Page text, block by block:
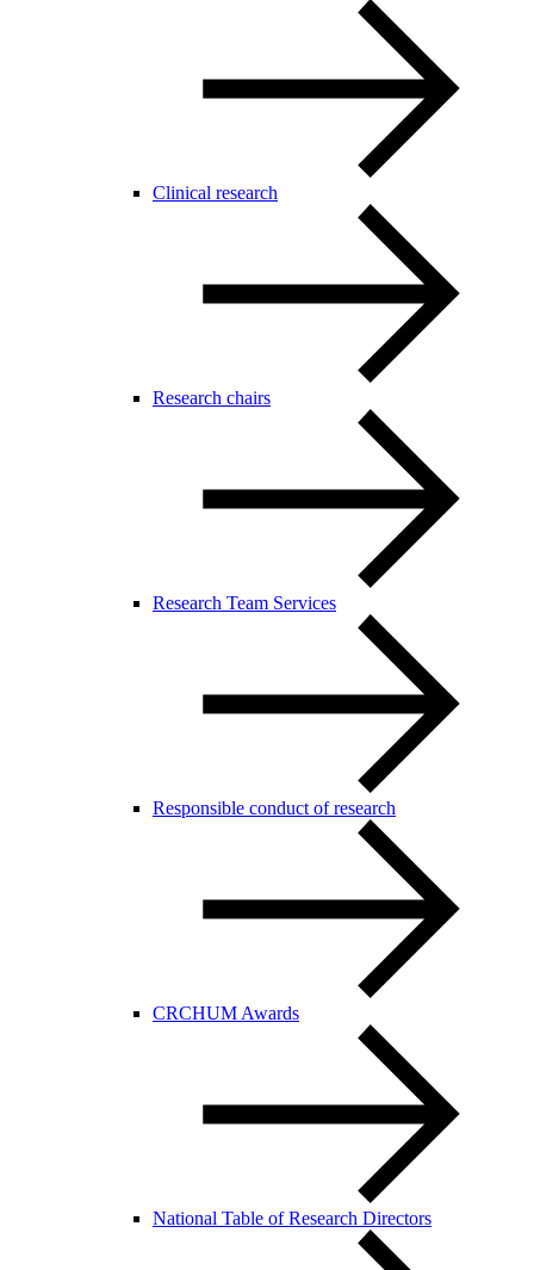
Clinical research
Research chairs
Research Team Services
Responsible conduct of research
CRCHUM Awards
National Table of Research Directors